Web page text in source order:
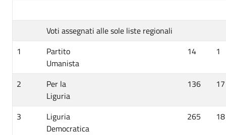
Voti assegnati alle sole liste regionali
1
Partito
Umanista
14 1
2
Per la
Liguria
136 17
3
Liguria
Democratica
265 18